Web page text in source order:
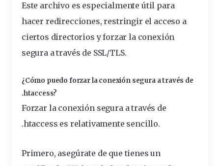
Este archivo es especialmente útil para
hacer redirecciones,restringir el acceso a
ciertos directorios y forzar la conexión
segura a través de SSL/TLS.
¿Cómo puedo forzar la conexión segura a través de
.htaccess?
Forzar la conexión segura a través de
.htaccess es relativamente sencillo.
Primero, asegúrate de que tienes un